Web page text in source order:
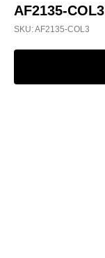
AF2135-COL3
SKU:AF2135-COL3